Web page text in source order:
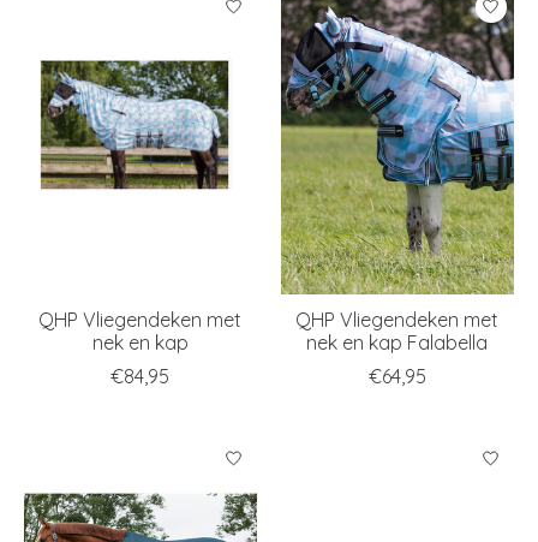
QHP Vliegendeken met
nek en kap
€84,95
QHP Vliegendeken met
nek en kap Falabella
€64,95